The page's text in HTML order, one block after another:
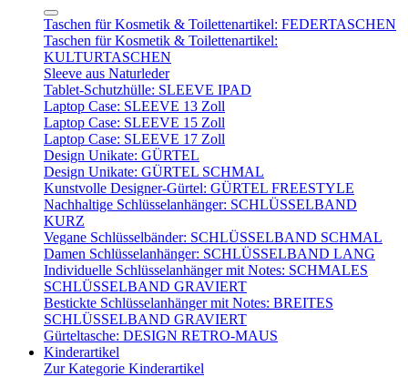
Taschen für Kosmetik & Toilettenartikel: FEDERTASCHEN
Taschen für Kosmetik & Toilettenartikel:
KULTURTASCHEN
Sleeve aus Naturleder
Tablet-Schutzhülle: SLEEVE IPAD
Laptop Case: SLEEVE 13 Zoll
Laptop Case: SLEEVE 15 Zoll
Laptop Case: SLEEVE 17 Zoll
Design Unikate: GÜRTEL
Design Unikate: GÜRTEL SCHMAL
Kunstvolle Designer-Gürtel: GÜRTEL FREESTYLE
Nachhaltige Schlüsselanhänger: SCHLÜSSELBAND
KURZ
Vegane Schlüsselbänder: SCHLÜSSELBAND SCHMAL
Damen Schlüsselanhänger: SCHLÜSSELBAND LANG
Individuelle Schlüsselanhänger mit Notes: SCHMALES
SCHLÜSSELBAND GRAVIERT
Bestickte Schlüsselanhänger mit Notes: BREITES
SCHLÜSSELBAND GRAVIERT
Gürteltasche: DESIGN RETRO-MAUS
Kinderartikel
Zur Kategorie Kinderartikel